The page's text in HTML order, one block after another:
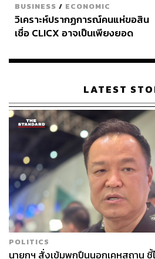
BUSINESS / ECONOMIC
วิเคราะห์ปรากฏการณ์คนแห่ขอสิน
เชื่อ CLICX อาจเป็นเพียงยอด
เรือนไทยที่ถูกซุกไว้
LATEST
POLITICS
นายกฯ สั่งเข้มพกปืนนอกเคหสถาน ชี้